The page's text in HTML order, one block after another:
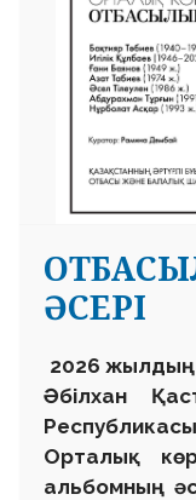
ӘСЕРІ
2026 жылдың
Әбілхан
Орталық
альбомның